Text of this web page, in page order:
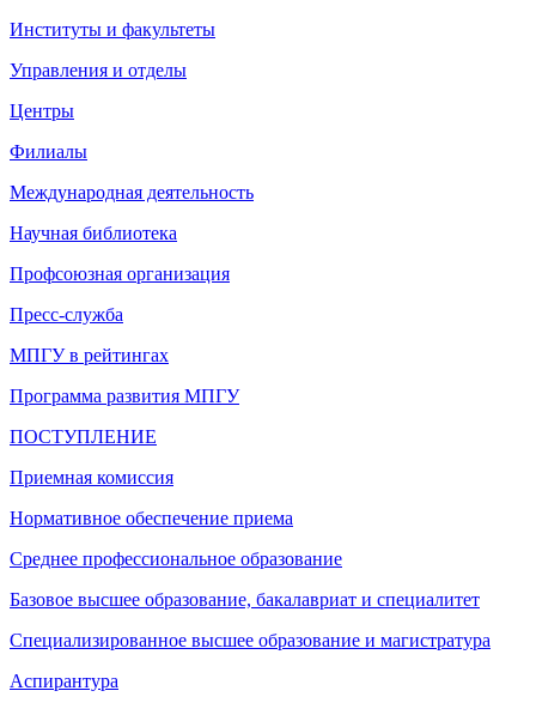
Институты и факультеты
Управления и отделы
Центры
Филиалы
Международная деятельность
Научная библиотека
Профсоюзная организация
Пресс-служба
МПГУ в рейтингах
Программа развития МПГУ
ПОСТУПЛЕНИЕ
Приемная комиссия
Нормативное обеспечение приема
Среднее профессиональное образование
Базовое высшее образование, бакалавриат и специалитет
Специализированное высшее образование и магистратура
Аспирантура